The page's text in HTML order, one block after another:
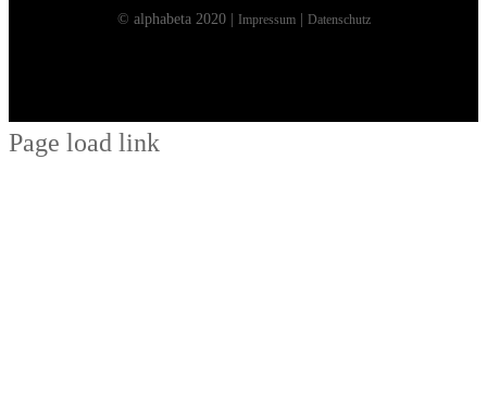
© alphabeta 2020 | Impressum| Datenschutz
Page load link